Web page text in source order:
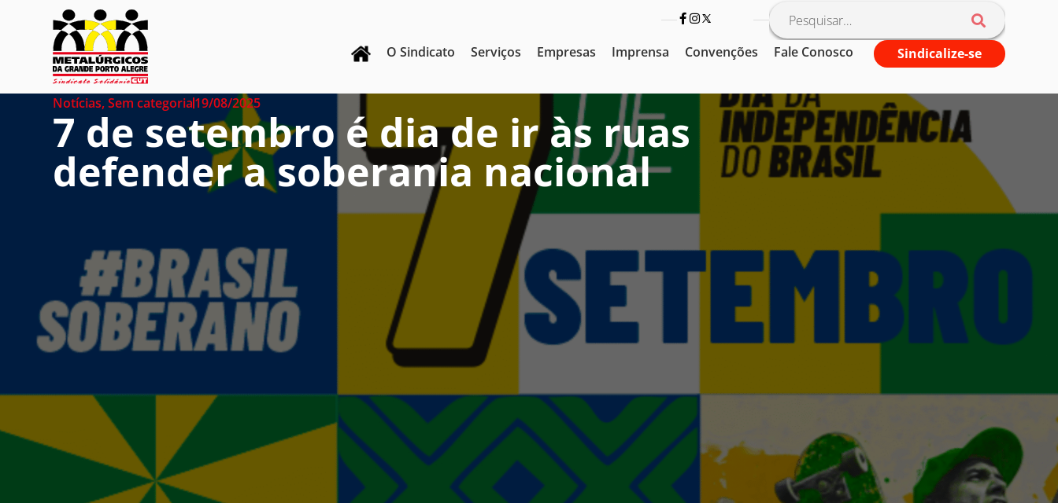
O Sindicato Serviços Empresas Imprensa Convenções Fale Conosco Sindicalize-se
Notícias,Sem categoria19/08/2025
7 de setembro é dia de ir às ruas
defender a soberania nacional